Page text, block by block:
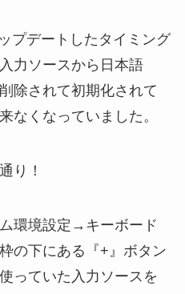
プデートしたタイミング
力ソースから日本語
除されて初期化されて
なくなっていました。
り！
環境設定→キーボード
の下にある『+』ボタン
っていた入力ソースを